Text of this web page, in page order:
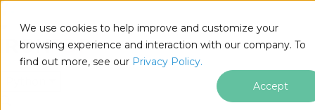
We use cookies to help improve and customize your
browsing experience and interaction with our company. To
find out more, see our Privacy Policy.
Accept